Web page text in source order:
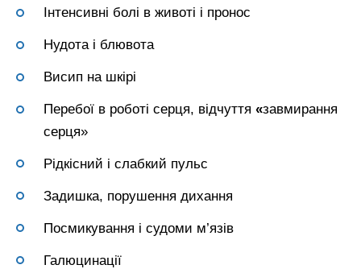
Інтенсивні болі в животі і пронос
Нудота і блювота
Висип на шкірі
Перебої в роботі серця, відчуття «завмирання
серця»
Рідкісний і слабкий пульс
Задишка, порушення дихання
Посмикування і судоми м’язів
Галюцинації